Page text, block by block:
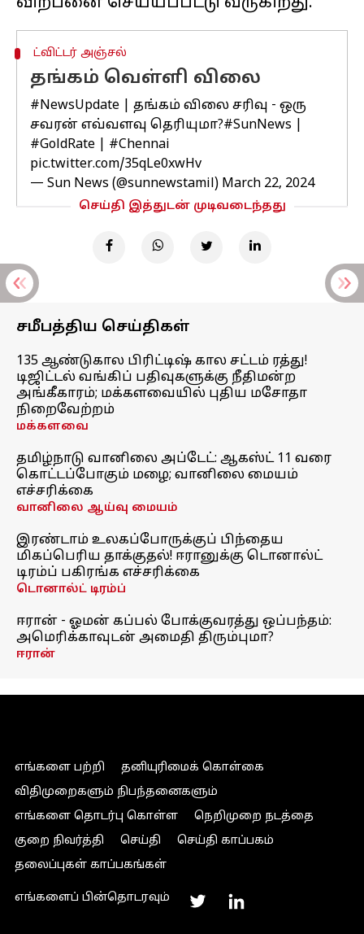
ட்விட்டர் அஞ்சல்
தங்கம் வெள்ளி விலை
#NewsUpdate | தங்கம் விலை சரிவு - ஒரு
சவரன் எவ்வளவு தெரியுமா?#SunNews
#GoldRate
#Chennai
pic.twitter.com/35qLe0xwHv
— Sun News (@sunnewstamil) March 22, 2024
செய்தி இத்துடன் முடிவடைந்தது
சமீபத்திய செய்திகள்
135 ஆண்டுகால பிரிட்டிஷ் கால சட்டம் ரத்து!
டிஜிட்டல் வங்கிப் பதிவுகளுக்கு நீதிமன்ற
அங்கீகாரம்; மக்களவையில் புதிய மசோதா
நிறைவேற்றம்
மக்களவை
தமிழ்நாடு வானிலை அப்டேட்: ஆகஸ்ட் 11 வரை
கொட்டப்போகும் மழை; வானிலை மையம்
எச்சரிக்கை
வானிலை ஆய்வு மையம்
இரண்டாம் உலகப்போருக்குப் பிந்தைய
மிகப்பெரிய தாக்குதல்! ஈரானுக்கு டொனால்ட்
டிரம்ப் பகிரங்க எச்சரிக்கை
டொனால்ட் டிரம்ப்
ஈரான் - ஓமன் கப்பல் போக்குவரத்து ஒப்பந்தம்:
அமெரிக்காவுடன் அமைதி திரும்புமா?
ஈரான்
எங்களை பற்றி
தனியுரிமைக் கொள்கை
விதிமுறைகளும் நிபந்தனைகளும்
எங்களை தொடர்பு கொள்ள
நெறிமுறை நடத்தை
குறை நிவர்த்தி
செய்தி
செய்தி காப்பகம்
தலைப்புகள் காப்பகங்கள்
எங்களைப் பின்தொடரவும்